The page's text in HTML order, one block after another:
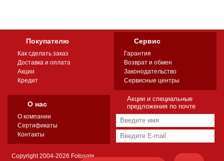
Покупателю
Как сделать заказ
Доставка и оплата
Акции
Кредит
Сервис
Гарантия
Возврат и обмен
Законодательство
Сервисные центры
О нас
О компании
Сертификаты
Контакты
Акции и специальные
предложения по почте
Copyright 2004-2026 Fotosale